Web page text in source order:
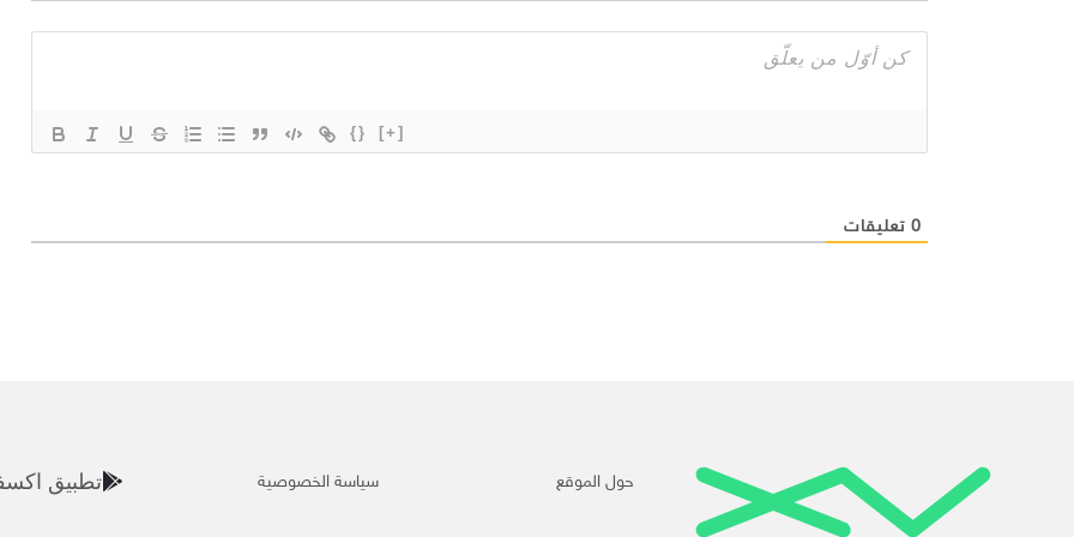
{} [+]
0 تعليقات
حول الموقع سياسة الخصوصية تطبيق